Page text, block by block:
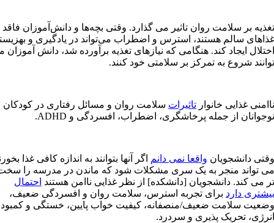
تغذیه بر سلامت روان تاثیر می گذارد. وقتی بچه‌ها و دانش‌آموزان فاقد
غذاهای سالم هستند، استرس و اضطراب می‌تواند در یادگیری و
اختلال ایجاد کند. هنگامی که نیازهای تغذیه برآورده شد، دانش آموزان
توانند شروع به تمرکز بر سلامتی خود کنند.
ناامنی غذایی خانوارتاثیرات سلامت روان و مسائل رفتاری در کودکان
نوجوانان از جمله پرخاشگری، اضطراب، افسردگی و ADHD.
وقتی دانشجویان واقعا نمی دانم اگر آنها بتوانند به اندازه کافی غذا
می تواند منجر به یک سری مشکلات شود که ماندن در مدرسه را
تر می کند. دانشجویان [دانشکده] از نظر غذایی ناامن هستند احتمال
بیشتری دارد برای تجربه استرس، سلامت روان و افسردگی ضعیف،
وضعیت سلامت ضعیف/منصفانه، کیفیت خواب پایین، خستگی و کمبود
انرژی، تحریک پذیری و سردرد.